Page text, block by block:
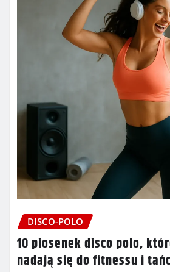
DISCO-POLO
10 piosenek disco polo,
nadają się do fitnessu i